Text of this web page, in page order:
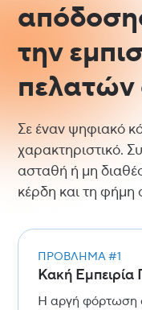
την
πελατών
Σε έναν ψηφιακό
χαρακτηριστικό.
ασταθή ή μη
κέρδη και τη φήμη
ΠΡΌΒΛΗΜΑ #1
Κακή Εμπειρία
Η αργή φόρτωση